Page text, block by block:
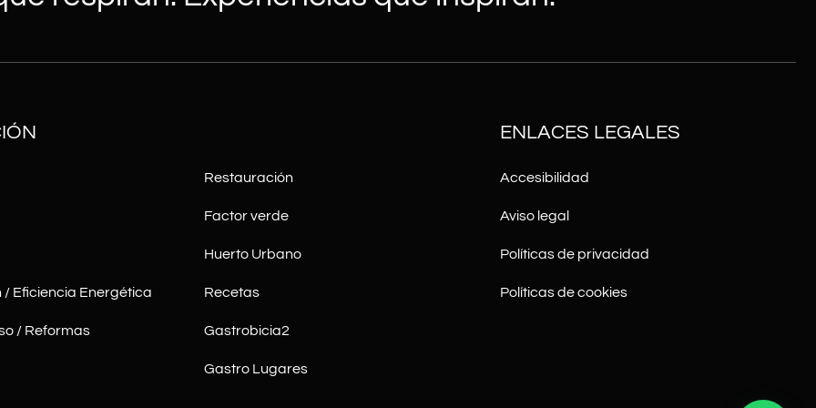
/ Eficiencia Energética
/ Reformas
Restauración
Factor verde
Huerto Urbano
Recetas
Gastrobicia2
Gastro Lugares
ENLACES LEGALES
Accesibilidad
Aviso legal
Políticas de privacidad
Políticas de cookies